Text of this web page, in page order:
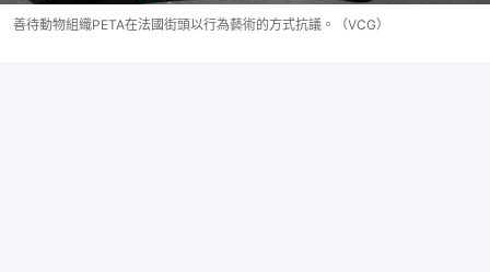
善待動物組織PETA在法國街頭以行為藝術的方式抗議。（VCG）